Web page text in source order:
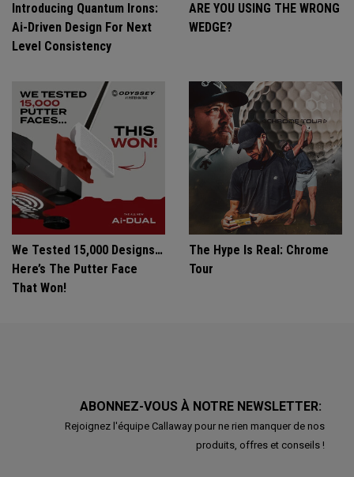
Introducing Quantum Irons:
Ai-Driven Design For Next
Level Consistency
ARE YOU USING THE WRONG
WEDGE?
We Tested 15,000 Designs…
Here’s The Putter Face
That Won!
The Hype Is Real: Chrome
Tour
ABONNEZ-VOUS À NOTRE NEWSLETTER:
Rejoignez l'équipe Callaway pour ne rien manquer de nos
produits, offres et conseils !